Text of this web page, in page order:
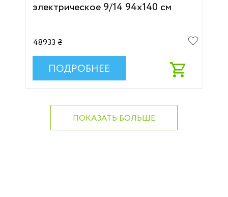
электрическое 9/14 94х140 см
48933 ₴
ПОДРОБНЕЕ
ПОКАЗАТЬ БОЛЬШЕ